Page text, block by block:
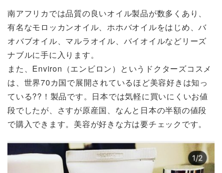
南アフリカでは品質の良いオイル製品が数多くあり、
有名なモロッカンオイル、ホホバオイルをはじめ、バ
オバブオイル、マルラオイル、バイオイルなどリーズ
ナブルに手に入ります。
また、Environ（エンビロン）というドクターズコスメ
は、世界70カ国で展開されているほど美容好きは知っ
ている??！製品です。日本では気軽に買いにくいお値
段でしたが、さすが原産国、なんと日本の半額の値段
で購入できます。美容が好きな方は要チェックです。